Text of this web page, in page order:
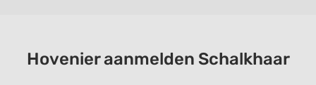
Hovenier aanmelden Schalkhaar